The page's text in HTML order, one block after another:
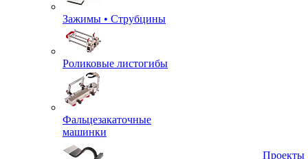
Зажимы • Струбцины
Роликовые листогибы
Фальцезакаточные
машинки